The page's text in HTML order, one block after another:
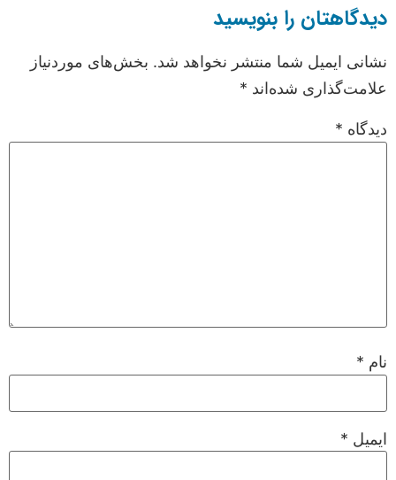
دیدگاهتان را بنویسید
نشانی ایمیل شما منتشر نخواهد شد. بخش‌های موردنیاز
علامت‌گذاری شده‌اند *
دیدگاه *
نام *
ایمیل *